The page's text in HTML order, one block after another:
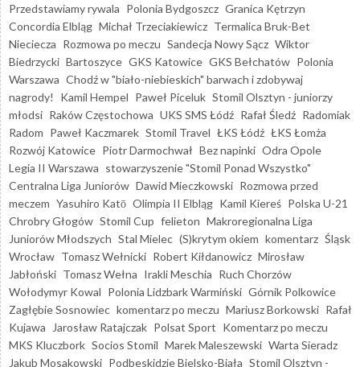
Przedstawiamy rywala Polonia Bydgoszcz Granica Kętrzyn
Concordia Elbląg Michał Trzeciakiewicz Termalica Bruk-Bet
Nieciecza Rozmowa po meczu Sandecja Nowy Sącz Wiktor
Biedrzycki Bartoszyce GKS Katowice GKS Bełchatów Polonia
Warszawa Chodź w "biało-niebieskich" barwach i zdobywaj
nagrody!
Kamil Hempel Paweł Piceluk Stomil Olsztyn - juniorzy
młodsi Raków Częstochowa UKS SMS Łódź Rafał Śledź Radomiak
Radom Paweł Kaczmarek Stomil Travel ŁKS Łódź ŁKS Łomża
Rozwój Katowice Piotr Darmochwał Bez napinki Odra Opole
Legia II Warszawa stowarzyszenie "Stomil Ponad Wszystko"
Centralna Liga Juniorów Dawid Mieczkowski Rozmowa przed
meczem Yasuhiro Katō Olimpia II Elbląg Kamil Kiereś Polska U-21
Chrobry Głogów Stomil Cup felieton Makroregionalna Liga
Juniorów Młodszych Stal Mielec (S)krytym okiem komentarz Śląsk
Wrocław Tomasz Wełnicki Robert Kiłdanowicz Mirosław
Jabłoński Tomasz Wełna Irakli Meschia Ruch Chorzów
Wołodymyr Kowal Polonia Lidzbark Warmiński Górnik Polkowice
Zagłębie Sosnowiec komentarz po meczu Mariusz Borkowski Rafał
Kujawa
Jarosław Ratajczak Polsat Sport Komentarz po meczu
MKS Kluczbork Socios Stomil Marek Maleszewski Warta Sieradz
Jakub Mosakowski Podbeskidzie Bielsko-Biała Stomil Olsztyn -